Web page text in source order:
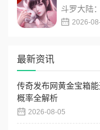
2026-
最新资讯
传奇发布网黄金宝箱
概率全解析
2026-08-05